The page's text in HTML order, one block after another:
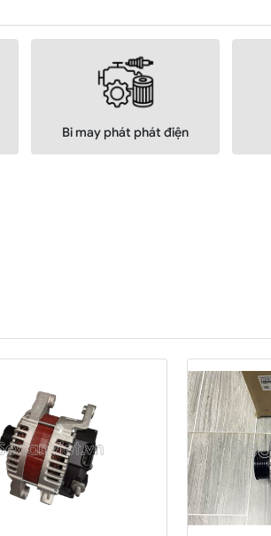
Bi may phát phát điện